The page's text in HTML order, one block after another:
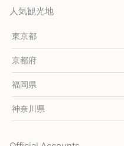
人気観光地
東京都
京都府
福岡県
神奈川県